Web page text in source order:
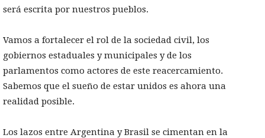
será escrita por nuestros pueblos.
Vamos a fortalecer el rol de la sociedad civil, los
gobiernos estaduales y municipales y de los
parlamentos como actores de este reacercamiento.
Sabemos que el sueño de estar unidos es ahora una
realidad posible.
Los lazos entre Argentina y Brasil se cimentan en la